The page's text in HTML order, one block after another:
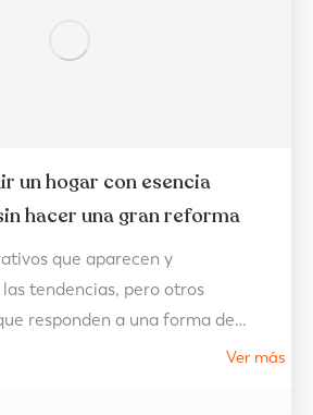
un hogar con esencia
hacer una gran reforma
que aparecen y
tendencias, pero otros
responden a una forma de
estilo mediterráneo es uno deVer más